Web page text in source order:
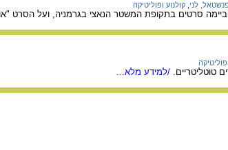
לני קולנוע ופוליטיקה
סרטים בתקופת המשטר הנאצי בגרמניה, ועל הסרט
טוטליטריים. /למידע מלא...